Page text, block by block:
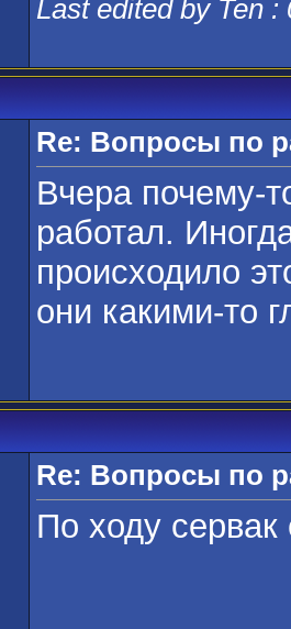
Last edited by Ten
Re: Вопросы по
Вчера почему-
работал.
происходило
они какими-то
Re: Вопросы по
По ходу